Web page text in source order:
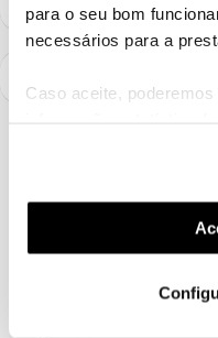
para o seu bom
necessários para a
Caso aceite,
funcionalidades
funcionalidade) e
(cookies de publicidade
utilização dos cookies